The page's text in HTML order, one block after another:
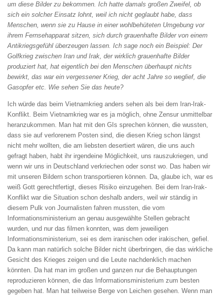
um diese Bilder zu bekommen. Ich hatte damals großen Zweifel, ob
sich ein solcher Einsatz lohnt, weil ich nicht geglaubt habe, dass
Menschen, wenn sie zu Hause in einer wohlbehüteten Umgebung vor
ihrem Fernsehapparat sitzen, sich durch grauenhafte Bilder von einem
Antikriegsgefühl überzeugen lassen. Ich sage noch ein Beispiel: Der
Golfkrieg zwischen Iran und Irak, der wirklich grauenhafte Bilder
produziert hat, hat eigentlich bei den Menschen überhaupt nichts
bewirkt, das war ein vergessener Krieg, der acht Jahre so weglief, die
Gasopfer etc. Wie sehen Sie das heute?
Ich würde das beim Vietnamkrieg anders sehen als bei dem Iran-Irak-
Konflikt. Beim Vietnamkrieg war es ja möglich, ohne Zensur unmittelbar
heranzukommen. Man hat mit den GIs sprechen können, die wussten,
dass sie auf verlorenem Posten sind, die diesen Krieg schon längst
nicht mehr wollten, die am liebsten desertiert wären, die uns auch
gefragt haben, habt ihr irgendeine Möglichkeit, uns rauszukriegen, und
wenn wir uns in Deutschland verkriechen oder sonst wo. Das haben wir
mit unseren Bildern schon transportieren können. Da, glaube ich, war es
weiß Gott gerechtfertigt, dieses Risiko einzugehen. Bei dem Iran-Irak-
Konflikt war die Situation schon deshalb anders, weil wir ständig in
diesem Pulk von Journalisten fahren mussten, die vom
Informationsministerium an genau ausgewählte Stellen gebracht
wurden, und nur das filmen konnten, was dem jeweiligen
Informationsministerium, sei es dem iranischen oder irakischen, gefiel.
Da kann man natürlich solche Bilder nicht überbringen, die das wirkliche
Gesicht des Krieges zeigen und die Leute nachdenklich machen
könnten. Da hat man im großen und ganzen nur die Behaup­tungen
reproduzieren können, die das Informationsministerium zum besten
gegeben hat. Man hat teilweise Berge von Leichen gesehen. Wenn man